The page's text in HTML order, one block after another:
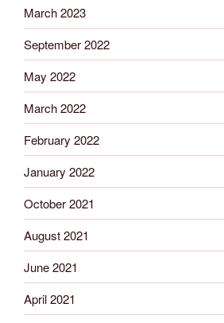
March 2023
September 2022
May 2022
March 2022
February 2022
January 2022
October 2021
August 2021
June 2021
April 2021